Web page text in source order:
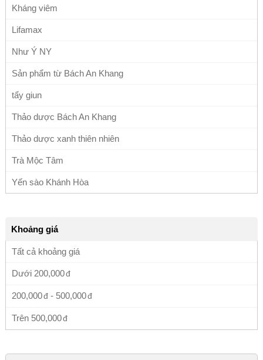
Kháng viêm
Lifamax
Như Ý NY
Sản phẩm từ Bách An Khang
tẩy giun
Thảo dược Bách An Khang
Thảo dược xanh thiên nhiên
Trà Mộc Tâm
Yến sào Khánh Hòa
Khoảng giá
Tất cả khoảng giá
Dưới 200,000
200,000 - 500,000
Trên 500,000